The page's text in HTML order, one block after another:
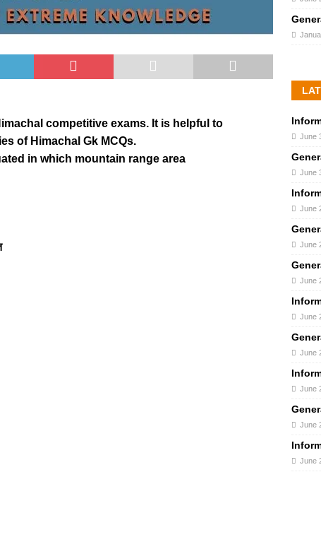
competitive exams. It is helpful to
of Himachal Gk MCQs.
in which mountain range area
June
June
June
June
June
June
June
June
June
June